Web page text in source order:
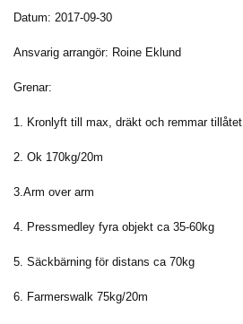
Datum: 2017-09-30
Ansvarig arrangör: Roine Eklund
Grenar:
1. Kronlyft till max, dräkt och remmar tillåtet
2. Ok 170kg/20m
3.Arm over arm
4. Pressmedley fyra objekt ca 35-60kg
5. Säckbärning för distans ca 70kg
6. Farmerswalk 75kg/20m